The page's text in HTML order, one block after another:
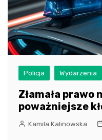
Policja Wydarzenia
Złamała prawo
poważniejsze
Kamila Kalinowska